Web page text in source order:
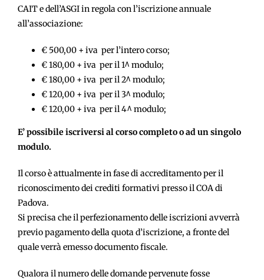
CAIT e dell’ASGI in regola con l’iscrizione annuale
all’associazione:
€ 500,00 + iva per l’intero corso;
€ 180,00 + iva per il 1^ modulo;
€ 180,00 + iva per il 2^ modulo;
€ 120,00 + iva per il 3^ modulo;
€ 120,00 + iva per il 4^ modulo;
E’ possibile iscriversi al corsocompleto o ad un singolo
modulo.
Il corso è attualmente in fase di accreditamento per il
riconoscimento dei crediti formativi presso il COA di
Padova.
Si precisa che il perfezionamento delle iscrizioni avverrà
previo pagamento della quota d’iscrizione, a fronte del
quale verrà emesso documento fiscale.
Qualora il numero delle domande pervenute fosse